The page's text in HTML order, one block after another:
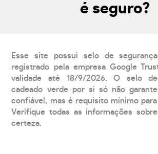
é seguro?
Esse site possui selo de
registrado pela empresa Google
validade até 18/9/2026. O selo
cadeado verde por si só não
confiável, mas é requisito mínimo
Verifique todas as informações
certeza.